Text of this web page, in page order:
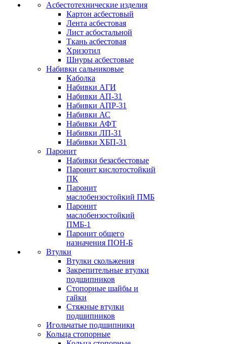
Асбестотехнические изделия
Картон асбестовый
Лента асбестовая
Лист асбостальной
Ткань асбестовая
Хризотил
Шнуры асбестовые
Набивки сальниковые
Каболка
Набивки АГИ
Набивки АП-31
Набивки АПР-31
Набивки АС
Набивки АФТ
Набивки ЛП-31
Набивки ХБП-31
Паронит
Набивки безасбестовые
Паронит кислотостойкий
ПК
Паронит
маслобензостойкий ПМБ
Паронит
маслобензостойкий
ПМБ-1
Паронит общего
назначения ПОН-Б
Втулки
Втулки скольжения
Закрепительные втулки
подшипников
Стопорные шайбы и
гайки
Стяжные втулки
подшипников
Игольчатые подшипники
Кольца стопорные